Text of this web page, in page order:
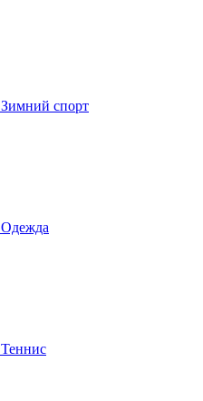
Зимний спорт
Одежда
Теннис